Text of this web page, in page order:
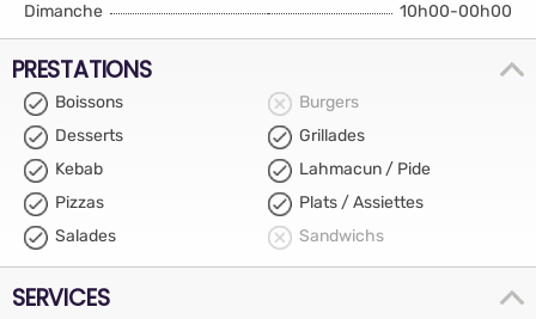
Dimanche
10h00-00h00
PRESTATIONS
Boissons
Burgers
Desserts
Grillades
Kebab
Lahmacun / Pide
Pizzas
Plats / Assiettes
Salades
Sandwichs
SERVICES